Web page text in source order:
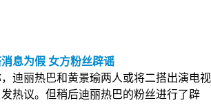
息为假 女方粉丝辟谣
丽热巴和黄景瑜两人或将二搭出演电视
热议。但稍后迪丽热巴的粉丝进行了辟